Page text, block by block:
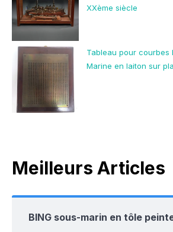
XXème siècle
Tableau pour courbes
Marine en laiton sur
Meilleurs Articles
BING sous-marin en tôle